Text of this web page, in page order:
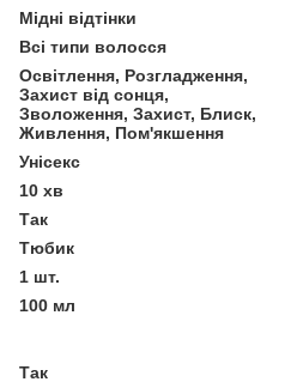
Мідні відтінки
Всі типи волосся
Освітлення, Розгладження,
Захист від сонця,
Зволоження, Захист, Блиск,
Живлення, Пом'якшення
Унісекс
10 хв
Так
Тюбик
1 шт.
100 мл
Так